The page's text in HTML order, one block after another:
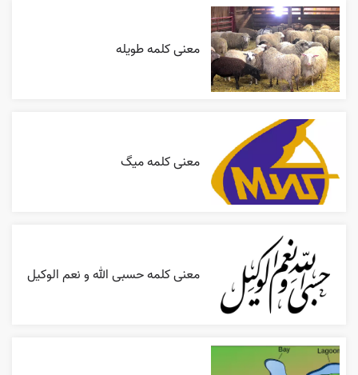
معنی کلمه طویله
معنی کلمه میگ
معنی کلمه حسبی الله و نعم الوکیل